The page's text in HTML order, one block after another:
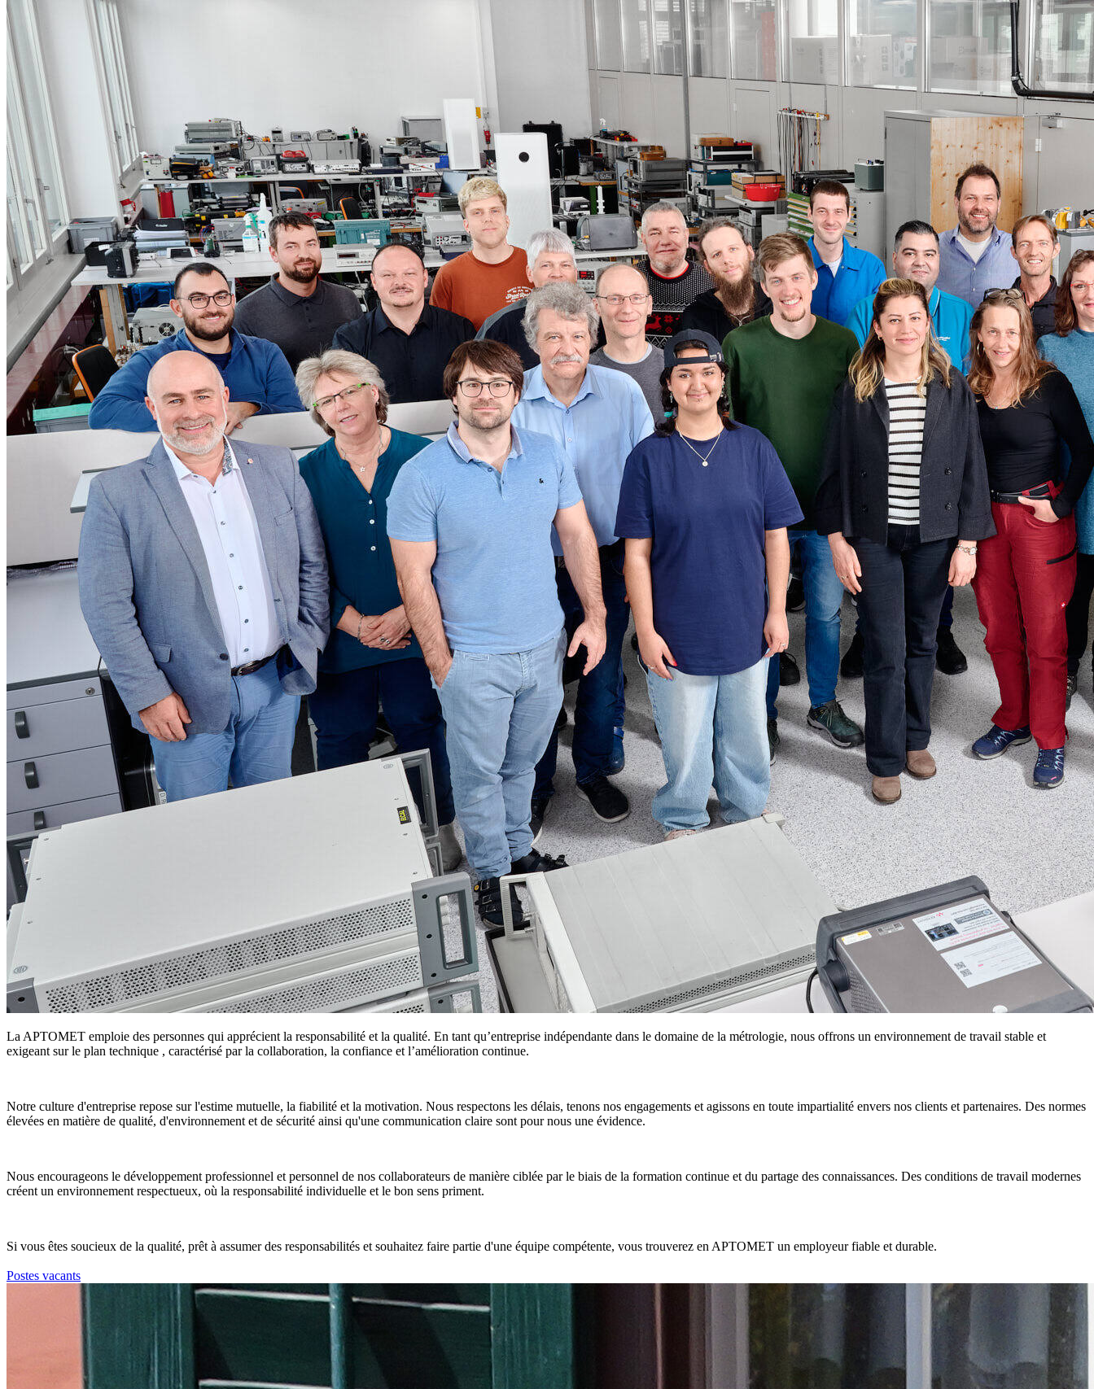
La APTOMET emploie des personnes qui apprécient la responsabilité et la qualité. En tant qu’entreprise indépendante dans le domaine de la métrologie, nous offrons un environnement de travail stable et
exigeant sur le plan technique , caractérisé par la collaboration, la confiance et l’amélioration continue.
Notre culture d'entreprise repose sur l'estime mutuelle, la fiabilité et la motivation. Nous respectons les délais, tenons nos engagements et agissons en toute impartialité envers nos clients et partenaires. Des normes
élevées en matière de qualité, d'environnement et de sécurité ainsi qu'une communication claire sont pour nous une évidence.
Nous encourageons le développement professionnel et personnel de nos collaborateurs de manière ciblée par le biais de la formation continue et du partage des connaissances. Des conditions de travail modernes
créent un environnement respectueux, où la responsabilité individuelle et le bon sens priment.
Si vous êtes soucieux de la qualité, prêt à assumer des responsabilités et souhaitez faire partie d'une équipe compétente, vous trouverez en APTOMET un employeur fiable et durable.
Postes vacants